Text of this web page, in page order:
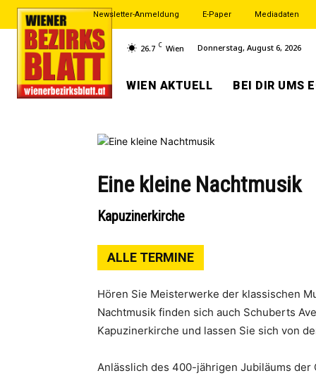
Newsletter-Anmeldung E-Paper Mediadaten
26.7 C Wien Donnerstag, August 6, 2026
WIEN AKTUELL BEI DIR UMS
Eine kleine Nachtmusik
Kapuzinerkirche
ALLE TERMINE
Hören Sie Meisterwerke der klassischen
Nachtmusik finden sich auch Schuberts
Kapuzinerkirche und lassen Sie sich von
Anlässlich des 400-jährigen Jubiläums